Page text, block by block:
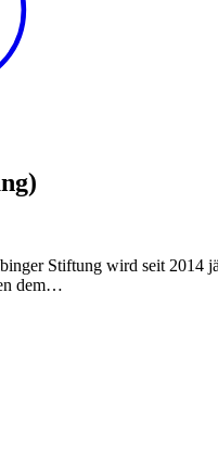
Stiftung wird seit 2014
dem…